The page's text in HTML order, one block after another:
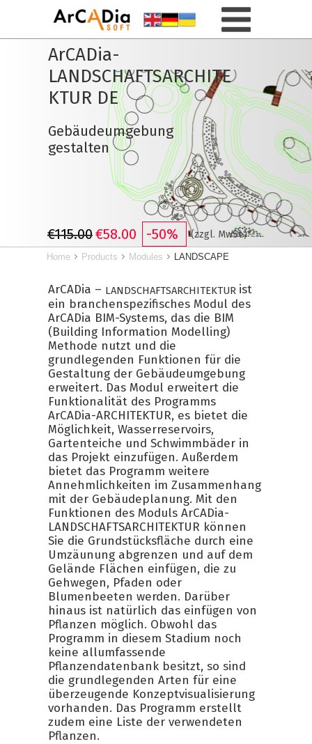
(zzgl. MwSt.)*
€115.00€58.00 -50%
ArCADia-
LANDSCHAFTSARCHITE
KTUR DE
Gebäudeumgebung
gestalten
Home Products Modules LANDSCAPE
ArCADia – LANDSCHAFTSARCHITEKTUR ist
ein branchenspezifisches Modul des
ArCADia BIM-Systems, das die BIM
(Building Information Modelling)
Methode nutzt und die
grundlegenden Funktionen für die
Gestaltung der Gebäudeumgebung
erweitert. Das Modul erweitert die
Funktionalität des Programms
ArCADia-ARCHITEKTUR, es bietet die
Möglichkeit, Wasserreservoirs,
Gartenteiche und Schwimmbäder in
das Projekt einzufügen. Außerdem
bietet das Programm weitere
Annehmlichkeiten im Zusammenhang
mit der Gebäudeplanung. Mit den
Funktionen des Moduls ArCADia-
LANDSCHAFTSARCHITEKTUR können
Sie die Grundstücksfläche durch eine
Umzäunung abgrenzen und auf dem
Gelände Flächen einfügen, die zu
Gehwegen, Pfaden oder
Blumenbeeten werden. Darüber
hinaus ist natürlich das einfügen von
Pflanzen möglich. Obwohl das
Programm in diesem Stadium noch
keine allumfassende
Pflanzendatenbank besitzt, so sind
die grundlegenden Arten für eine
überzeugende Konzeptvisualisierung
vorhanden. Das Programm erstellt
zudem eine Liste der verwendeten
Pflanzen.